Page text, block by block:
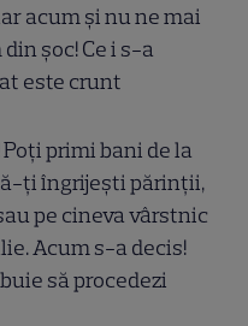
acum și nu ne mai
șoc! Ce i s-a
este crunt
primi bani de la
ți îngrijești părinții,
pe cineva vârstnic
Acum s-a decis!
să procedezi